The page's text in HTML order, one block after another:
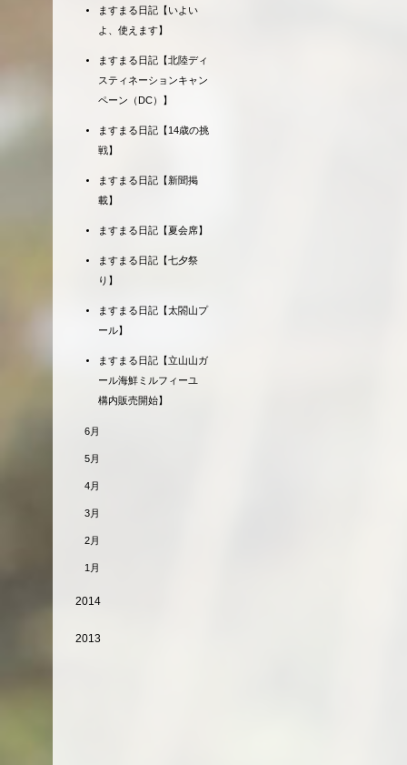
ますまる日記【いよい
よ、使えます】
ますまる日記【北陸ディ
スティネーションキャン
ペーン（DC）】
ますまる日記【14歳の挑
戦】
ますまる日記【新聞掲
載】
ますまる日記【夏会席】
ますまる日記【七夕祭
り】
ますまる日記【太閤山プ
ール】
ますまる日記【立山山ガ
ール海鮮ミルフィーユ
構内販売開始】
6月
5月
4月
3月
2月
1月
2014
2013